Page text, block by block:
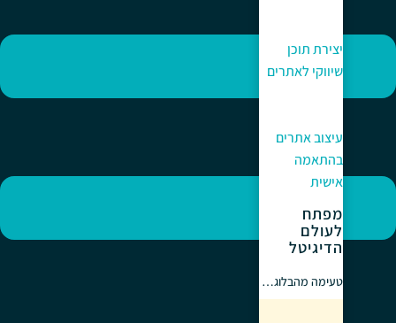
יצירת תוכן
שיווקי לאתרים
עיצוב אתרים
בהתאמה
אישית
מפתח
לעולם
הדיגיטל
טעימה מהבלוג…